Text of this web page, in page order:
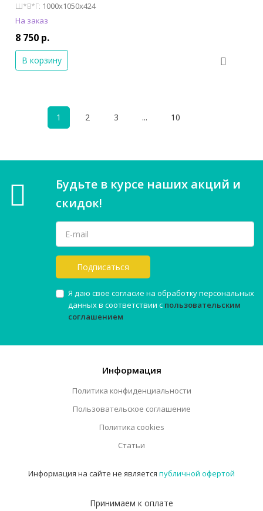
Ш*В*Г: 1000x1050x424
На заказ
8 750 р.
В корзину
1 2 3 ... 10
Будьте в курсе наших акций и
скидок!
Подписаться
Я даю свое согласие на обработку персональных
данных в соответствии с пользовательским
соглашением
Информация
Политика конфиденциальности
Пользовательское соглашение
Политика cookies
Статьи
Информация на сайте не является публичной офертой
Принимаем к оплате